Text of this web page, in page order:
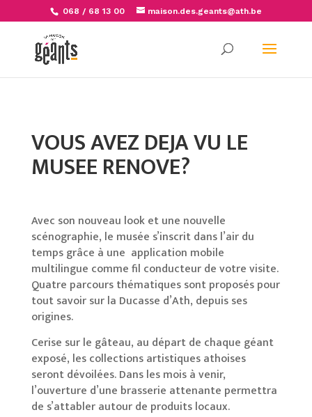
068 / 68 13 00 maison.des.geants@ath.be
VOUS AVEZ DEJA VU LE
MUSEE RENOVE?
Avec son nouveau look et une nouvelle
scénographie, le musée s’inscrit dans l’air du
temps grâce à une application mobile
multilingue comme fil conducteur de votre visite.
Quatre parcours thématiques sont proposés pour
tout savoir sur la Ducasse d’Ath, depuis ses
origines.
Cerise sur le gâteau, au départ de chaque géant
exposé, les collections artistiques athoises
seront dévoilées. Dans les mois à venir,
l’ouverture d’une brasserie attenante permettra
de s’attabler autour de produits locaux.